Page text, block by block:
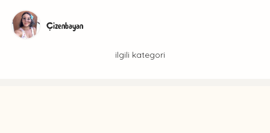
Çizenbayan
ilgili kategori